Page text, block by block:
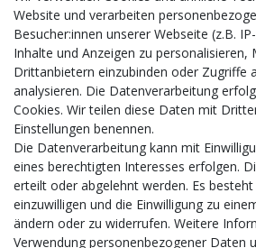
Aktuelles
Busgruppen
Kindergeburtstage
Kindergartenausflug
Schulklassenausflug
Zwillingsrabatt
Website und verarbeiten
Besucher:innen unserer Webseite (z.B.
Inhalte und Anzeigen zu personalisieren,
Drittanbietern einzubinden oder Zugriffe
analysieren. Die Datenverarbeitung
Cookies. Wir teilen diese Daten mit
Einstellungen benennen.
Die Datenverarbeitung kann mit
eines berechtigten Interesses erfolgen.
erteilt oder abgelehnt werden. Es
einzuwilligen und die Einwilligung zu
ändern oder zu widerrufen. Weitere
Verwendung personenbezogener Daten